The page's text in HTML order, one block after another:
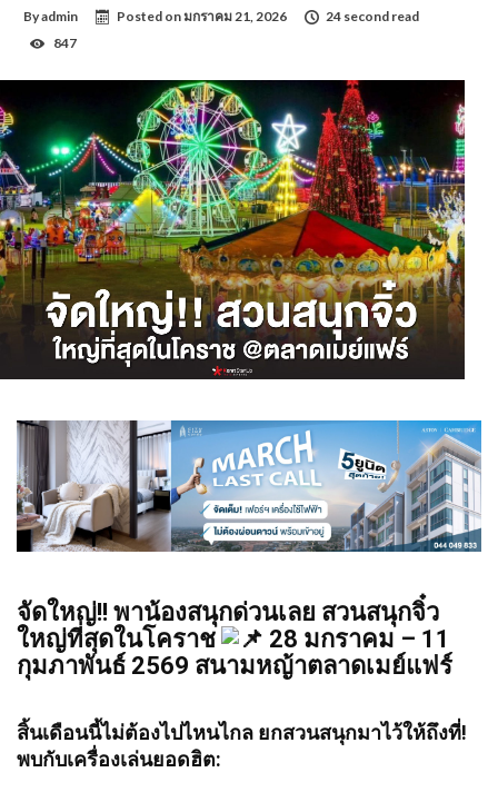
Byadmin Posted onมกราคม 21, 2026
24 second read
847
จัดใหญ่!! พาน้องสนุกด่วนเลย สวนสนุกจิ๋ว
ใหญ่ที่สุดในโคราช
28 มกราคม – 11
กุมภาพันธ์ 2569 สนามหญ้าตลาดเมย์แฟร์
สิ้นเดือนนี้ไม่ต้องไปไหนไกล ยกสวนสนุกมาไว้ให้ถึงที่!
พบกับเครื่องเล่นยอดฮิต: